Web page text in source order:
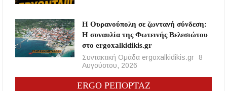
Η Ουρανούπολη σε ζωντανή σύνδεση:
Η συναυλία της Φωτεινής Βελεσιώτου
στο ergoxalkidikis.gr
Συντακτική Ομάδα ergoxalkidikis.gr
8
Αυγούστου, 2026
ERGO ΡΕΠΟΡΤΑΖ